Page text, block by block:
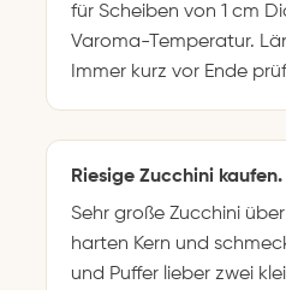
für Scheiben von 1 cm
Varoma-Temperatur.
Immer kurz vor Ende
Riesige Zucchini kaufen.
Sehr große Zucchini
harten Kern und
und Puffer lieber zwei